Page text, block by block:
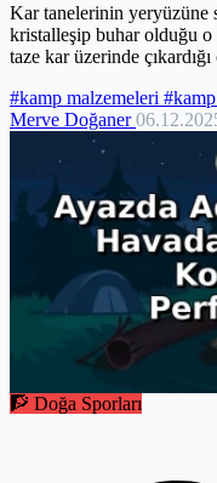
Kar tanelerinin yeryüzüne
kristalleşip buhar olduğu o
taze kar üzerinde
#kamp malzemeleri #kamp
Merve Doğaner
🧗 Doğa Sporları